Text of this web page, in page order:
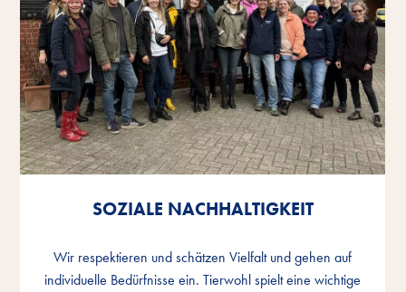
SOZIALE NACHHALTIGKEIT
Wir respektieren und schätzen Vielfalt und gehen auf
individuelle Bedürfnisse ein. Tierwohl spielt eine wichtige
SOZIALE NACHHALTIGKEIT
Wir respektieren und schätzen Vielfalt und gehen auf
individuelle Bedürfnisse ein. Tierwohl spielt eine wichtige
SOZIALE NACHHALTIGKEIT
Wir respektieren und schätzen Vielfalt und gehen auf
individuelle Bedürfnisse ein. Tierwohl spielt eine wichtige